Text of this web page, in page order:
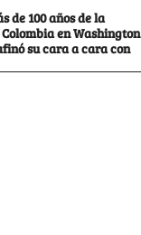
de 100 años de la
en Washington
su cara a cara con